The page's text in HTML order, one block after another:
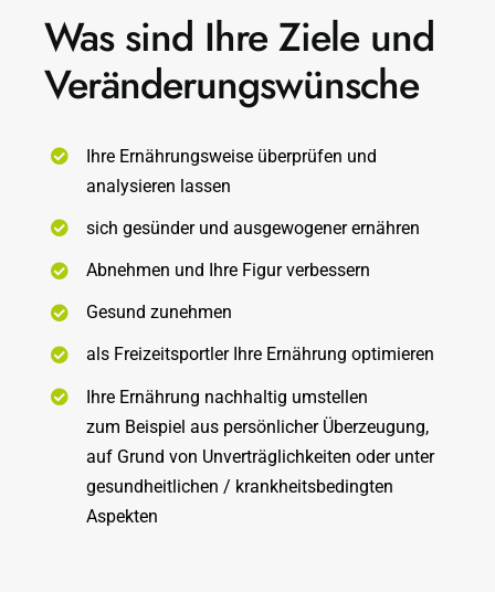
Was sind Ihre Ziele und
Veränderungswünsche
Ihre Ernährungsweise überprüfen und
analysieren lassen
sich gesünder und ausgewogener ernähren
Abnehmen und Ihre Figur verbessern
Gesund zunehmen
als Freizeitsportler Ihre Ernährung optimieren
Ihre Ernährung nachhaltig umstellen
zum Beispiel aus persönlicher Überzeugung,
auf Grund von Unverträglichkeiten oder unter
gesundheitlichen / krankheitsbedingten
Aspekten